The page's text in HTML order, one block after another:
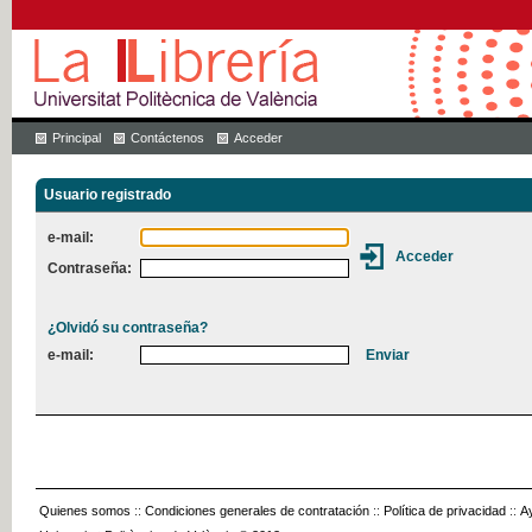
Principal Contáctenos Acceder
Usuario registrado
e-mail:
Contraseña:
¿Olvidó su contraseña?
e-mail:
Quienes somos :: Condiciones generales de contratación :: Política de privacidad ::